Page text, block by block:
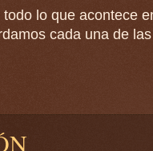
lo que acontece
cada una de